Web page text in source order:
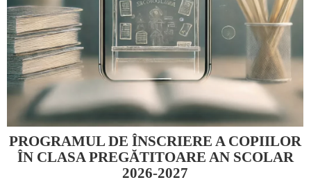
PROGRAMUL DE ÎNSCRIERE A COPIILOR
ÎN CLASA PREGĂTITOARE AN SCOLAR
2026-2027